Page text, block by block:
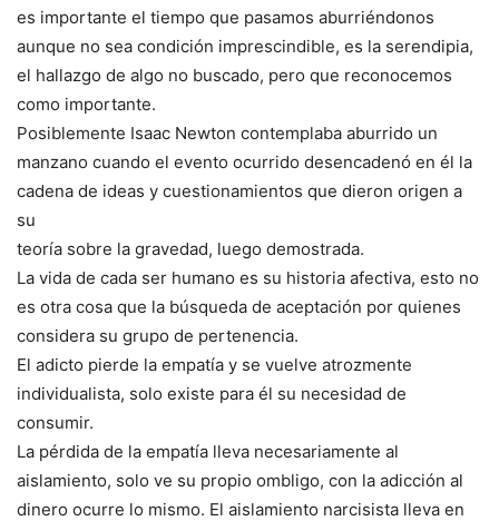
es importante el tiempo que pasamos aburriéndonos
aunque no sea condición imprescindible, es la serendipia,
el hallazgo de algo no buscado, pero que reconocemos
como importante.
Posiblemente Isaac Newton contemplaba aburrido un
manzano cuando el evento ocurrido desencadenó en él la
cadena de ideas y cuestionamientos que dieron origen a
su
teoría sobre la gravedad, luego demostrada.
La vida de cada ser humano es su historia afectiva, esto no
es otra cosa que la búsqueda de aceptación por quienes
considera su grupo de pertenencia.
El adicto pierde la empatía y se vuelve atrozmente
individualista, solo existe para él su necesidad de
consumir.
La pérdida de la empatía lleva necesariamente al
aislamiento, solo ve su propio ombligo, con la adicción al
dinero ocurre lo mismo. El aislamiento narcisista lleva en